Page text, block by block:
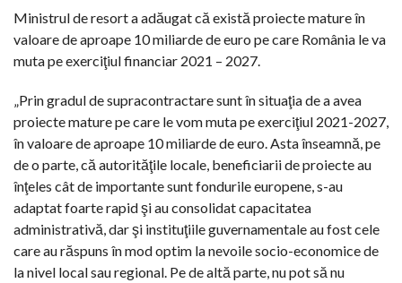
Ministrul de resort a adăugat că există proiecte mature în
valoare de aproape 10 miliarde de euro pe care România le va
muta pe exerciţiul financiar 2021 – 2027.
„Prin gradul de supracontractare sunt în situaţia de a avea
proiecte mature pe care le vom muta pe exerciţiul 2021-2027,
în valoare de aproape 10 miliarde de euro. Asta înseamnă, pe
de o parte, că autorităţile locale, beneficiarii de proiecte au
înţeles cât de importante sunt fondurile europene, s-au
adaptat foarte rapid şi au consolidat capacitatea
administrativă, dar şi instituţiile guvernamentale au fost cele
care au răspuns în mod optim la nevoile socio-economice de
la nivel local sau regional. Pe de altă parte, nu pot să nu